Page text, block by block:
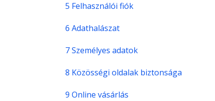
5 Felhasználói fiók
6 Adathalászat
7 Személyes adatok
8 Közösségi oldalak biztonsága
9 Online vásárlás